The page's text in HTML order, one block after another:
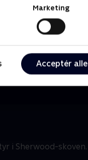
Marketing
Acceptér alle
Sam
• 1 sæsoner
i Sherwood-skoven.